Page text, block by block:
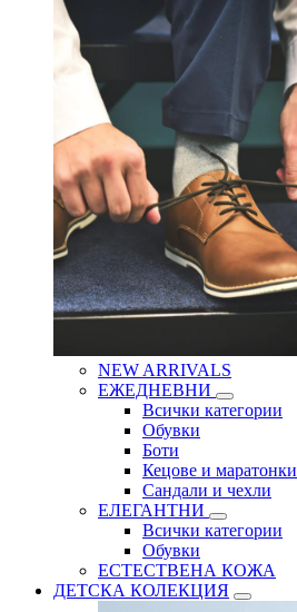
NEW ARRIVALS
ЕЖЕДНЕВНИ
Всички категории
Обувки
Боти
Кецове и маратонки
Сандали и чехли
ЕЛЕГАНТНИ
Всички категории
Обувки
ЕСТЕСТВЕНА КОЖА
ДЕТСКА КОЛЕКЦИЯ